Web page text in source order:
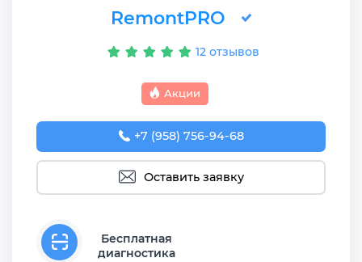
RemontPRO
12 отзывов
Акции
+7 (958) 756-94-68
Оставить заявку
Бесплатная
диагностика